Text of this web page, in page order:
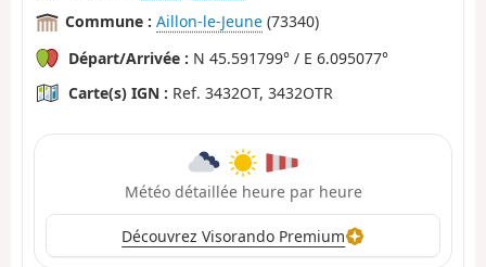
Commune : Aillon-le-Jeune (73340)
Départ/Arrivée : N 45.591799° / E 6.095077°
Carte(s) IGN : Ref. 3432OT, 3432OTR
Météo détaillée heure par heure
Découvrez Visorando Premium